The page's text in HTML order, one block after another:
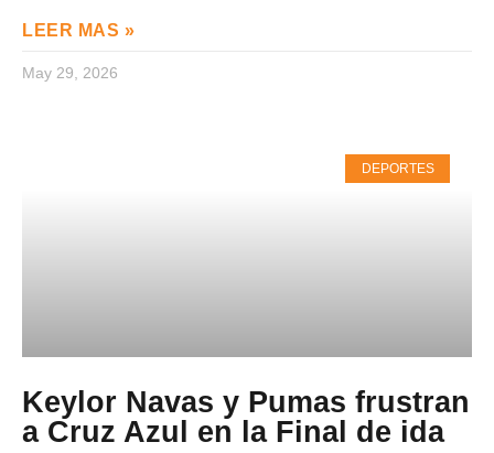
LEER MAS »
May 29, 2026
DEPORTES
Keylor Navas y Pumas frustran
a Cruz Azul en la Final de ida